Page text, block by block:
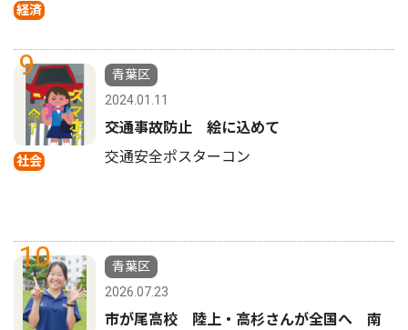
経済
9
社会
青葉区
2024.01.11
交通事故防止 絵に込めて
交通安全ポスターコン
10
青葉区
2026.07.23
市が尾高校 陸上・高杉さんが全国へ 南